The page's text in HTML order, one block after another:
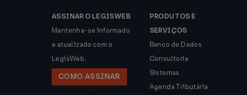
ASSINAR O LEGISWEB
Mantenha-se informado
e atualizado com o
LegisWeb.
COMO ASSINAR
PRODUTOS E
SERVIÇOS
Banco de Dados
Consultoria
Sistemas
Agenda Tributária